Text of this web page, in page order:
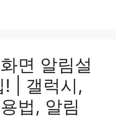
면 알림설
! | 갤럭시,
법, 알림